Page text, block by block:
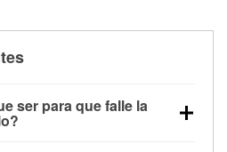
ser para que falle la